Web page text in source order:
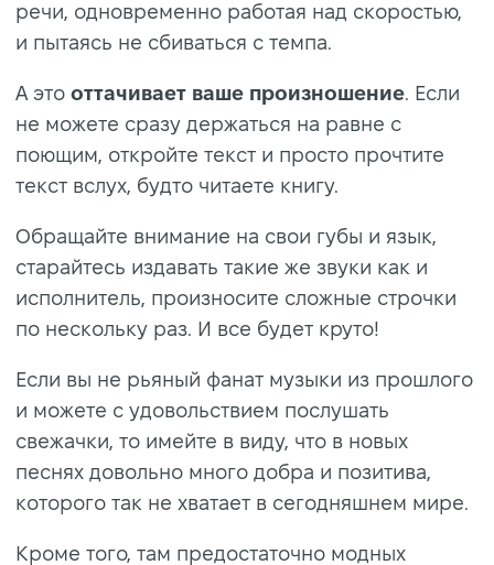
речи, одновременно работая над скоростью,
и пытаясь не сбиваться с темпа.
А это оттачивает ваше произношение. Если
не можете сразу держаться на равне с
поющим, откройте текст и просто прочтите
текст вслух, будто читаете книгу.
Обращайте внимание на свои губы и язык,
старайтесь издавать такие же звуки как и
исполнитель, произносите сложные строчки
по нескольку раз. И все будет круто!
Если вы не рьяный фанат музыки из прошлого
и можете с удовольствием послушать
свежачки, то имейте в виду, что в новых
песнях довольно много добра и позитива,
которого так не хватает в сегодняшнем мире.
Кроме того, там предостаточно модных